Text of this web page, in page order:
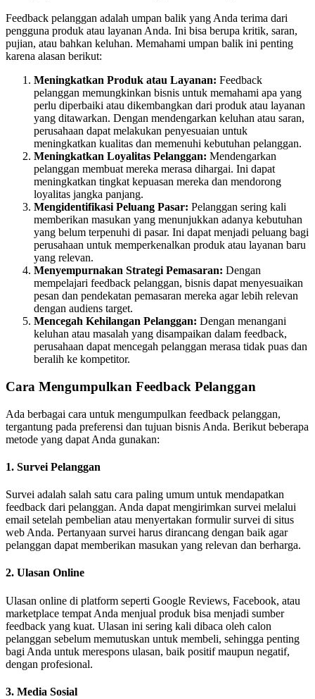
Feedback pelanggan adalah umpan balik yang Anda terima dari
pengguna produk atau layanan Anda. Ini bisa berupa kritik, saran,
pujian, atau bahkan keluhan. Memahami umpan balik ini penting
karena alasan berikut:
Meningkatkan Produk atau Layanan: Feedback
pelanggan memungkinkan bisnis untuk memahami apa yang
perlu diperbaiki atau dikembangkan dari produk atau layanan
yang ditawarkan. Dengan mendengarkan keluhan atau saran,
perusahaan dapat melakukan penyesuaian untuk
meningkatkan kualitas dan memenuhi kebutuhan pelanggan.
Meningkatkan Loyalitas Pelanggan: Mendengarkan
pelanggan membuat mereka merasa dihargai. Ini dapat
meningkatkan tingkat kepuasan mereka dan mendorong
loyalitas jangka panjang.
Mengidentifikasi Peluang Pasar: Pelanggan sering kali
memberikan masukan yang menunjukkan adanya kebutuhan
yang belum terpenuhi di pasar. Ini dapat menjadi peluang bagi
perusahaan untuk memperkenalkan produk atau layanan baru
yang relevan.
Menyempurnakan Strategi Pemasaran: Dengan
mempelajari feedback pelanggan, bisnis dapat menyesuaikan
pesan dan pendekatan pemasaran mereka agar lebih relevan
dengan audiens target.
Mencegah Kehilangan Pelanggan: Dengan menangani
keluhan atau masalah yang disampaikan dalam feedback,
perusahaan dapat mencegah pelanggan merasa tidak puas dan
beralih ke kompetitor.
Cara Mengumpulkan Feedback Pelanggan
Ada berbagai cara untuk mengumpulkan feedback pelanggan,
tergantung pada preferensi dan tujuan bisnis Anda. Berikut beberapa
metode yang dapat Anda gunakan:
1. Survei Pelanggan
Survei adalah salah satu cara paling umum untuk mendapatkan
feedback dari pelanggan. Anda dapat mengirimkan survei melalui
email setelah pembelian atau menyertakan formulir survei di situs
web Anda. Pertanyaan survei harus dirancang dengan baik agar
pelanggan dapat memberikan masukan yang relevan dan berharga.
2. Ulasan Online
Ulasan online di platform seperti Google Reviews, Facebook, atau
marketplace tempat Anda menjual produk bisa menjadi sumber
feedback yang kuat. Ulasan ini sering kali dibaca oleh calon
pelanggan sebelum memutuskan untuk membeli, sehingga penting
bagi Anda untuk merespons ulasan, baik positif maupun negatif,
dengan profesional.
3. Media Sosial